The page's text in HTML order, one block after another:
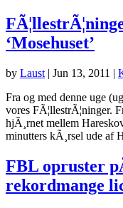
‘Mosehuset’
by Laust | Jun 13, 2011 |
Fra og med denne uge
vores FÃ¦llestrÃ¦ninger.
hjÃ¸rnet mellem
minutters kÃ¸rsel ude af
FBL opruster
rekordmange